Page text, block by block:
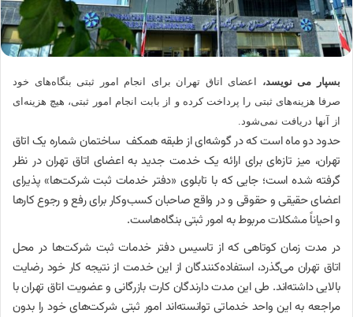
بسپار می نویسد،
اعضای اتاق تهران برای انجام امور ثبتی بنگاه‌های خود
صرفا هزینه‌های ثبتی را پرداخت کرده و از بابت انجام امور ثبتی، هیچ هزینه‌ای
از آنها دریافت نمی‌شود.
حدود دو ماه است که در گوشه‌ای از طبقه همکف ساختمان شماره یک اتاق
تهران، میز تازه‌ای برای ارائه یک خدمت جدید به اعضای اتاق تهران در نظر
گرفته شده است؛ جایی که با تابلوی «دفتر خدمات ثبت شرکت‌ها» پذیرای
اعضای حقیقی و حقوقی و در واقع صاحبان کسب‌وکار برای رفع و رجوع کارها
و احیاناً مشکلات مربوط به امور ثبتی بنگاه‌هاست.
در مدت زمان کوتاهی که از تاسیس دفتر خدمات ثبت شرکت‌ها در محل
اتاق تهران می‌گذرد، استفاده‌کنندگان از این خدمت از نتیجه کار خود رضایت
بالایی داشته‌اند. طی این مدت دارندگان کارت بازرگانی و عضویت اتاق تهران با
مراجعه به این واحد خدماتی توانسته‌اند امور ثبتی شرکت‌های خود را بدون